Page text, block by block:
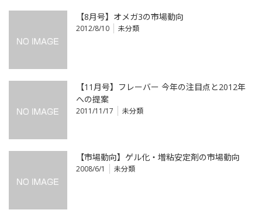
【8月号】オメガ3の市場動向
2012/8/10 未分類
【11月号】フレーバー 今年の注目点と2012年
への提案
2011/11/17 未分類
【市場動向】ゲル化・増粘安定剤の市場動向
2008/6/1 未分類